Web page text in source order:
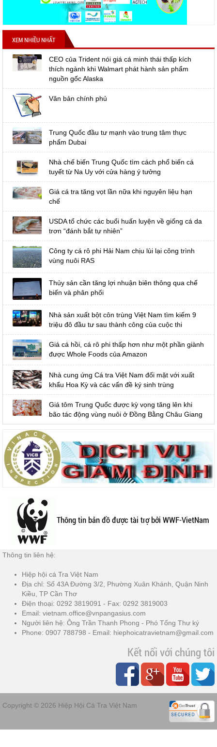
XEM NHIỀU NHẤT
CEO của Trident nói giá cá minh thái thấp kích
thích ngành khi Walmart phát hành sản phẩm
nguồn gốc Alaska
Văn bản chính phủ
Trung Quốc đầu tư mạnh vào trung tâm thực
phẩm Dubai
Nhà chế biến Trung Quốc tìm cách phổ biến cá
tuyết từ Na Uy với cửa hàng ý tưởng
Giá cá tra tăng vọt lần nữa khi nguyên liệu hạn
chế
USDA tổ chức các buổi huấn luyện về giống cá da
trơn “đánh bắt tự nhiên”
Công ty cá rô phi Hải Nam chịu lùi lại công trình
vùng nuôi RAS
Thủy sản cần tăng lợi nhuận biên thông qua chế
biến và phân phối
Nhà sản xuất bột côn trùng Việt Nam tìm kiếm 9
triệu đô đầu tư sau thành công của cuộc thi
Giá cá hồi, cá rô phi thấp hơn như một phần giành
được Whole Foods của Amazon
Nhà cung ứng Cá tra Việt Nam đối mặt với xuất
khẩu Hoa Kỳ và các vấn đề ký sinh trùng
Giá tôm Trung Quốc được kỳ vọng tăng lên khi
bão tác động vùng nuôi ở Đồng Bằng Châu Giang
Thông tin bản đồ được tài trợ bởi WWF-VietNam
Thông tin liên hệ:
Hiệp hội cá Tra Việt Nam
Địa chỉ: Số 43A Đường 3/2, Phường Xuân Khánh, Quận Ninh
Kiều, TP Cần Thơ
Điện thoại: 0292 3819091 - Fax: 0292 3819003
Email: vietnam.office@vnpangasius.com
Người liên hệ: Ông Trần Thanh Phong - Phó Tổng Thư ký
Phone: 0907 788798 - Email: hiephoicatravietnam@gmail.com
Kết nối với chúng tôi
Copyright © 2026 Hiệp Hội Cá Tra Việt Nam